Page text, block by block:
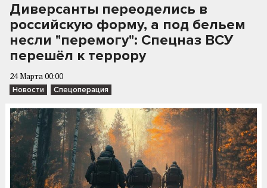
Диверсанты переоделись в
российскую форму, а под бельем
несли "перемогу": Спецназ ВСУ
перешёл к террору
24 Марта 00:00
Новости Спецоперация